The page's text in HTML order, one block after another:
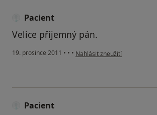
Pacient
Velice příjemný pán.
19. prosince 2011 • • • podle názoru uživatele Pacient
Nahlásit zneužití
Pacient